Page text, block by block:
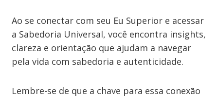
Ao se conectar com seu Eu Superior e acessar
a Sabedoria Universal, você encontra insights,
clareza e orientação que ajudam a navegar
pela vida com sabedoria e autenticidade.
Lembre-se de que a chave para essa conexão